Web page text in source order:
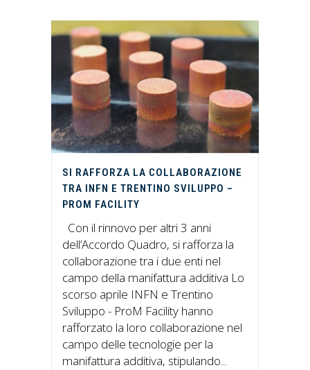
SI RAFFORZA LA COLLABORAZIONE
TRA INFN E TRENTINO SVILUPPO –
PROM FACILITY
Con il rinnovo per altri 3 anni
dell’Accordo Quadro, si rafforza la
collaborazione tra i due enti nel
campo della manifattura additiva Lo
scorso aprile INFN e Trentino
Sviluppo - ProM Facility hanno
rafforzato la loro collaborazione nel
campo delle tecnologie per la
manifattura additiva, stipulando...